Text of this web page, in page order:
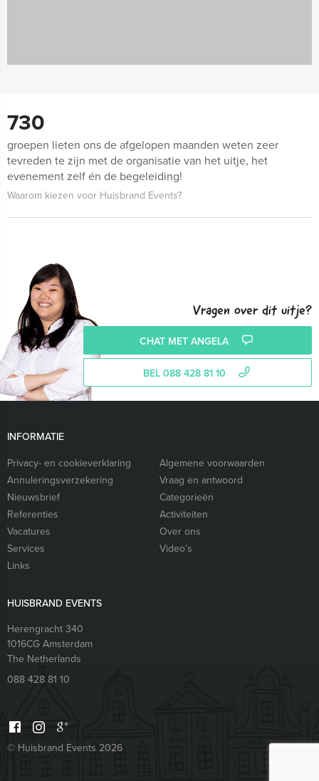
730
groepen lieten ons de afgelopen maanden weten zeer
tevreden te zijn met de organisatie van het uitje, het
evenement zelf én de begeleiding!
Waarom kiezen voor Huisbrand Events?
Vragen over dit uitje?
CHAT MET ANGELA
BEL 088 428 81 10
INFORMATIE
Privacy- en cookieverklaring
Algemene voorwaarden
Annuleringsverzekering
Vraag en antwoord
Nieuwsbrief
Categorieën
Referenties
Activiteiten
Vacatures
Over ons
Services
Video’s
Links
HUISBRAND EVENTS
Herengracht 340
1016CG Amsterdam
The Netherlands
088 428 81 10
© Huisbrand Events 2026